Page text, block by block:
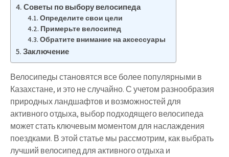
Советы по выбору велосипеда
Определите свои цели
Примерьте велосипед
Обратите внимание на аксессуары
Заключение
Велосипеды становятся все более популярными в
Казахстане, и это не случайно. С учетом разнообразия
природных ландшафтов и возможностей для
активного отдыха, выбор подходящего велосипеда
может стать ключевым моментом для наслаждения
поездками. В этой статье мы рассмотрим, как выбрать
лучший велосипед для активного отдыха и